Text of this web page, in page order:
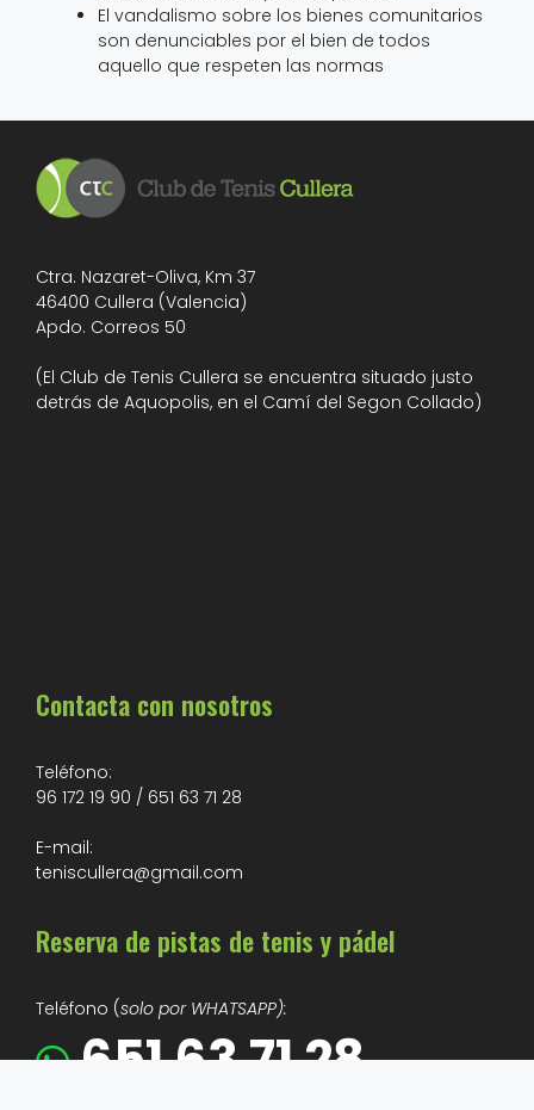
Ctra. Nazaret-Oliva, Km 37
46400 Cullera (Valencia)
(El Club de Tenis Cullera se encuentra situado justo
detrás de Aquopolis, en el Camí del Segon Collado)
Teléfono:
96 172 19 90 /651 63 71 28
E-mail:
teniscullera@gmail.com
Reserva de pistas de tenis y pádel
Teléfono ( solo por WHATSAPP):
651 63 71 28